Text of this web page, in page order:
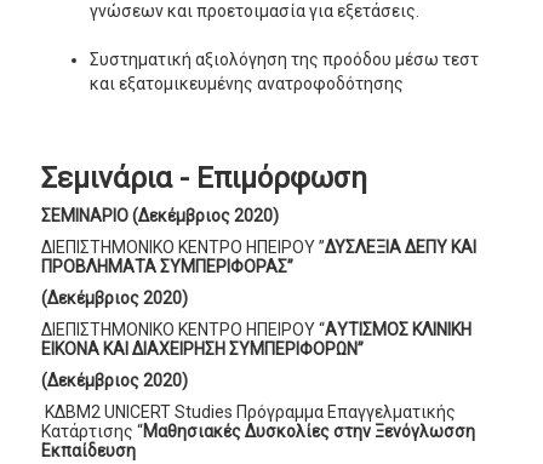
γνώσεων και προετοιμασία για εξετάσεις.
Συστηματική αξιολόγηση της προόδου μέσω τεστ
και εξατομικευμένης ανατροφοδότησης
Σεμινάρια - Επιμόρφωση
ΣΕΜΙΝΑΡΙΟ (Δεκέμβριος 2020)
ΔΙΕΠΙΣΤΗΜΟΝΙΚΟ ΚΕΝΤΡΟ ΗΠΕΙΡΟΥ ’’ΔΥΣΛΕΞΙΑ ΔΕΠΥ ΚΑΙ
ΠΡΟΒΛΗΜΑΤΑ ΣΥΜΠΕΡΙΦΟΡΑΣ’’
(Δεκέμβριος 2020)
ΔΙΕΠΙΣΤΗΜΟΝΙΚΟ ΚΕΝΤΡΟ ΗΠΕΙΡΟΥ ‘‘AΥΤΙΣΜΟΣ ΚΛΙΝΙΚΗ
ΕΙΚΟΝΑ ΚΑΙ ΔΙΑΧΕΙΡΗΣΗ ΣΥΜΠΕΡΙΦΟΡΩΝ’’
(Δεκέμβριος 2020)
ΚΔΒΜ2 UNICERT Studies Πρόγραμμα Επαγγελματικής
Κατάρτισης “Μαθησιακές Δυσκολίες στην Ξενόγλωσση
Εκπαίδευση